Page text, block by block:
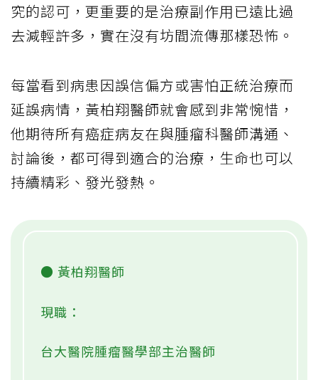
究的認可，更重要的是治療副作用已遠比過
去減輕許多，實在沒有坊間流傳那樣恐怖。
每當看到病患因誤信偏方或害怕正統治療而
延誤病情，黃柏翔醫師就會感到非常惋惜，
他期待所有癌症病友在與腫瘤科醫師溝通、
討論後，都可得到適合的治療，生命也可以
持續精彩、發光發熱。
● 黃柏翔醫師
現職：
台大醫院腫瘤醫學部主治醫師